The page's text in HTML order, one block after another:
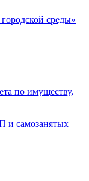
среды»
по имуществу,
и самозанятых